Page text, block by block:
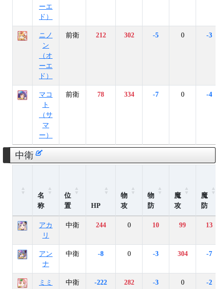
ーエ
ド）
ニノ
ン
（オ
ーエ
ド）
前衛 212 302 -5 0 -3
マコ
ト
（サ
マ
ー）
前衛 78 334 -7 0 -4
中衛
名
称
位
置
HP
物
攻
物
防
魔
攻
魔
防
アカ
リ
中衛 244 0 10 99 13
アン
ナ
中衛 -8 0 -3 304 -7
ミミ 中衛 -222 282 -3 0 -2